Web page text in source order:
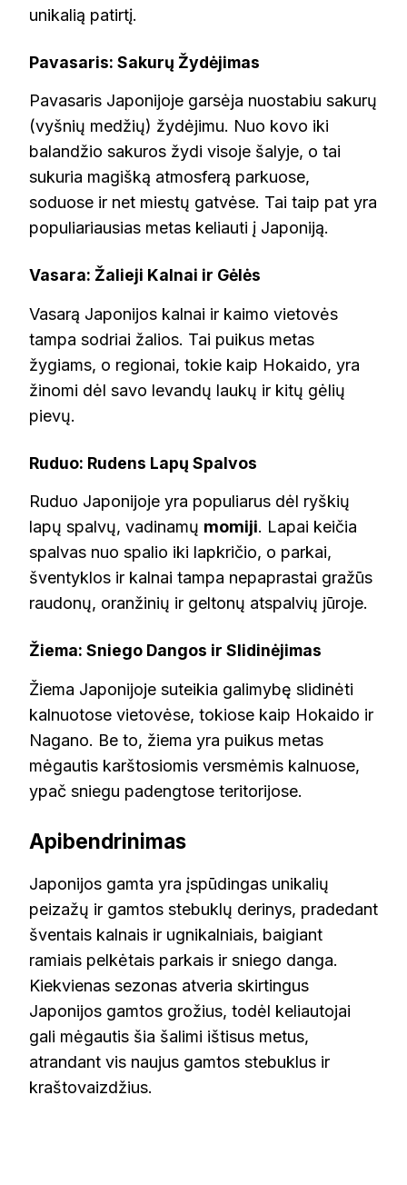
unikalią patirtį.
Pavasaris: Sakurų Žydėjimas
Pavasaris Japonijoje garsėja nuostabiu sakurų
(vyšnių medžių) žydėjimu. Nuo kovo iki
balandžio sakuros žydi visoje šalyje, o tai
sukuria magišką atmosferą parkuose,
soduose ir net miestų gatvėse. Tai taip pat yra
populiariausias metas keliauti į Japoniją.
Vasara: Žalieji Kalnai ir Gėlės
Vasarą Japonijos kalnai ir kaimo vietovės
tampa sodriai žalios. Tai puikus metas
žygiams, o regionai, tokie kaip Hokaido, yra
žinomi dėl savo levandų laukų ir kitų gėlių
pievų.
Ruduo: Rudens Lapų Spalvos
Ruduo Japonijoje yra populiarus dėl ryškių
lapų spalvų, vadinamų momiji. Lapai keičia
spalvas nuo spalio iki lapkričio, o parkai,
šventyklos ir kalnai tampa nepaprastai gražūs
raudonų, oranžinių ir geltonų atspalvių jūroje.
Žiema: Sniego Dangos ir Slidinėjimas
Žiema Japonijoje suteikia galimybę slidinėti
kalnuotose vietovėse, tokiose kaip Hokaido ir
Nagano. Be to, žiema yra puikus metas
mėgautis karštosiomis versmėmis kalnuose,
ypač sniegu padengtose teritorijose.
Apibendrinimas
Japonijos gamta yra įspūdingas unikalių
peizažų ir gamtos stebuklų derinys, pradedant
šventais kalnais ir ugnikalniais, baigiant
ramiais pelkėtais parkais ir sniego danga.
Kiekvienas sezonas atveria skirtingus
Japonijos gamtos grožius, todėl keliautojai
gali mėgautis šia šalimi ištisus metus,
atrandant vis naujus gamtos stebuklus ir
kraštovaizdžius.